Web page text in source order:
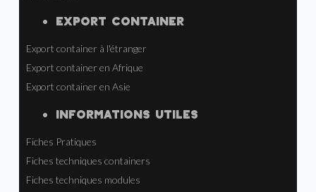
EXPORT CONTAINER
Export container à l'étranger
Export container en Afrique
Export container en Asie
INFORMATIONS UTILES
Fiches Pratiques
Fiches techniques containers
Fiches techniques modules